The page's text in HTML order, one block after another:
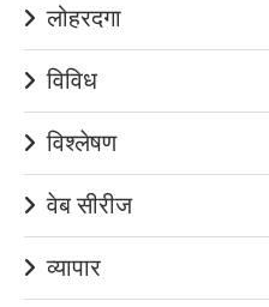
लोहरदगा
विविध
विश्लेषण
वेब सीरीज
व्यापार